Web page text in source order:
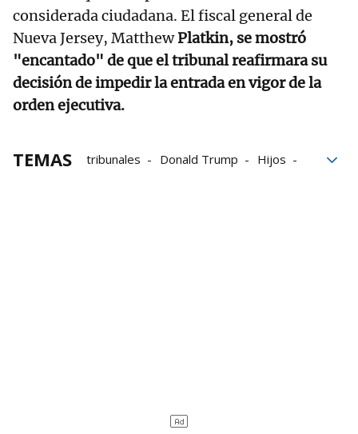
considerada ciudadana. El fiscal general de
Nueva Jersey, MatthewPlatkin, se mostró
"encantado" de que el tribunal reafirmara su
decisión de impedir la entrada en vigor de la
orden ejecutiva.
TEMAS tribunales Donald Trump
Hijos